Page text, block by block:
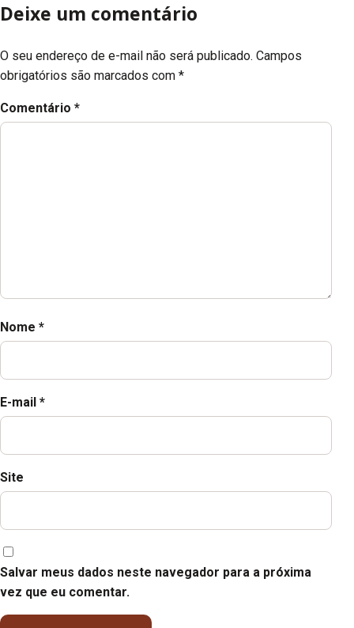
Deixe um comentário
O seu endereço de e-mail não será publicado. Campos
obrigatórios são marcados com *
Comentário *
Nome *
E-mail *
Site
Salvar meus dados neste navegador para a próxima
vez que eu comentar.